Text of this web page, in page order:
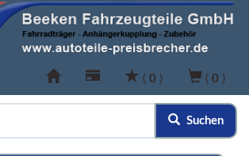
( 0 ) ( 0 )
Suchen